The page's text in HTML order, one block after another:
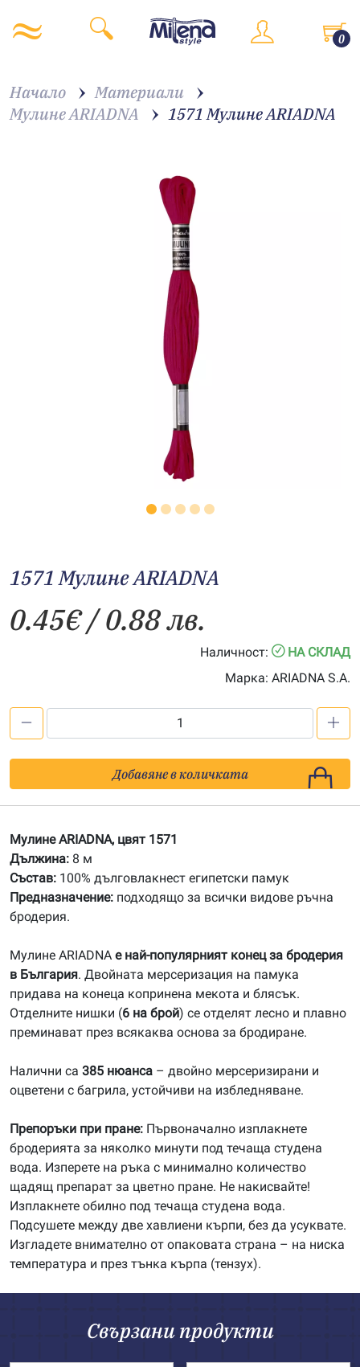
0
Начало
Материали
Мулине ARIADNA
1571 Мулине АRIADNA
1571 Мулине АRIADNA
0.45€/ 0.88 лв.
Наличност:
НА СКЛАД
Марка: ARIADNA S.A.
Мулине
АRIADNA
Добавяне в количката
Мулине ARIADNA, цвят 1571
Дължина: 8 м
Състав: 100% дълговлакнест египетски памук
Предназначение: подходящо за всички видове ръчна
бродерия.
Мулине ARIADNA е най-популярният конец за бродерия
в България. Двойната мерсеризация на памука
придава на конеца копринена мекота и блясък.
Отделните нишки (6 на брой) се отделят лесно и плавно
преминават през всякаква основа за бродиране.
Налични са 385 нюанса – двойно мерсеризирани и
оцветени с багрила, устойчиви на избледняване.
Препоръки при пране: Първоначално изплакнете
бродерията за няколко минути под течаща студена
вода. Изперете на ръка с минимално количество
щадящ препарат за цветно пране. Не накисвайте!
Изплакнете обилно под течаща студена вода.
Подсушете между две хавлиени кърпи, без да усуквате.
Изгладете внимателно от опаковата страна – на ниска
температура и през тънка кърпа (тензух).
Свързани продукти